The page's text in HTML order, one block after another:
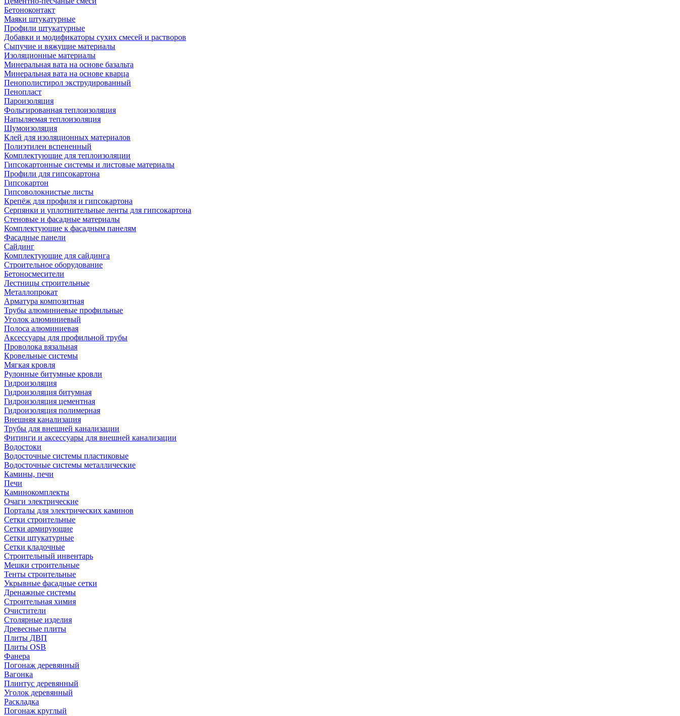
Бетоноконтакт
Маяки штукатурные
Профили штукатурные
Добавки и модификаторы сухих смесей и растворов
Сыпучие и вяжущие материалы
Изоляционные материалы
Минеральная вата на основе базальта
Минеральная вата на основе кварца
Пенополистирол экструдированный
Пенопласт
Пароизоляция
Фольгированная теплоизоляция
Напыляемая теплоизоляция
Шумоизоляция
Клей для изоляционных материалов
Полиэтилен вспененный
Комплектующие для теплоизоляции
Гипсокартонные системы и листовые материалы
Профили для гипсокартона
Гипсокартон
Гипсоволокнистые листы
Крепёж для профиля и гипсокартона
Серпянки и уплотнительные ленты для гипсокартона
Стеновые и фасадные материалы
Комплектующие к фасадным панелям
Фасадные панели
Сайдинг
Комплектующие для сайдинга
Строительное оборудование
Бетоносмесители
Лестницы строительные
Металлопрокат
Арматура композитная
Трубы алюминиевые профильные
Уголок алюминиевый
Полоса алюминиевая
Аксессуары для профильной трубы
Проволока вязальная
Кровельные системы
Мягкая кровля
Рулонные битумные кровли
Гидроизоляция
Гидроизоляция битумная
Гидроизоляция цементная
Гидроизоляция полимерная
Внешняя канализация
Трубы для внешней канализации
Фитинги и аксессуары для внешней канализации
Водостоки
Водосточные системы пластиковые
Водосточные системы металлические
Камины, печи
Печи
Каминокомплекты
Очаги электрические
Порталы для электрических каминов
Сетки строительные
Сетки армирующие
Сетки штукатурные
Сетки кладочные
Строительный инвентарь
Мешки строительные
Тенты строительные
Укрывные фасадные сетки
Дренажные системы
Строительная химия
Очистители
Столярные изделия
Древесные плиты
Плиты ДВП
Плиты OSB
Фанера
Погонаж деревянный
Вагонка
Плинтус деревянный
Уголок деревянный
Раскладка
Погонаж круглый